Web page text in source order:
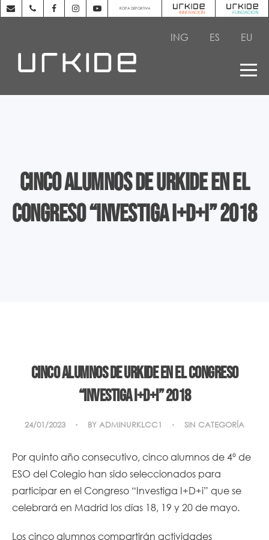
ROPA DEPORTIVA
ING ES EU
Cinco alumnos de URKIDE en el
congreso “INVESTIGA I+D+i” 2018
Cinco alumnos de URKIDE en el congreso
“INVESTIGA I+D+i” 2018
24/01/2023 BY ADMINURKLCC1 SIN CATEGORÍA
Por quinto año consecutivo, cinco alumnos de 4º de
ESO del Colegio han sido seleccionados para
participar en el Congreso “Investiga I+D+i” que se
celebrará en Madrid los días 18, 19 y 20 de mayo.
Los cinco alumnos compartirán actividades